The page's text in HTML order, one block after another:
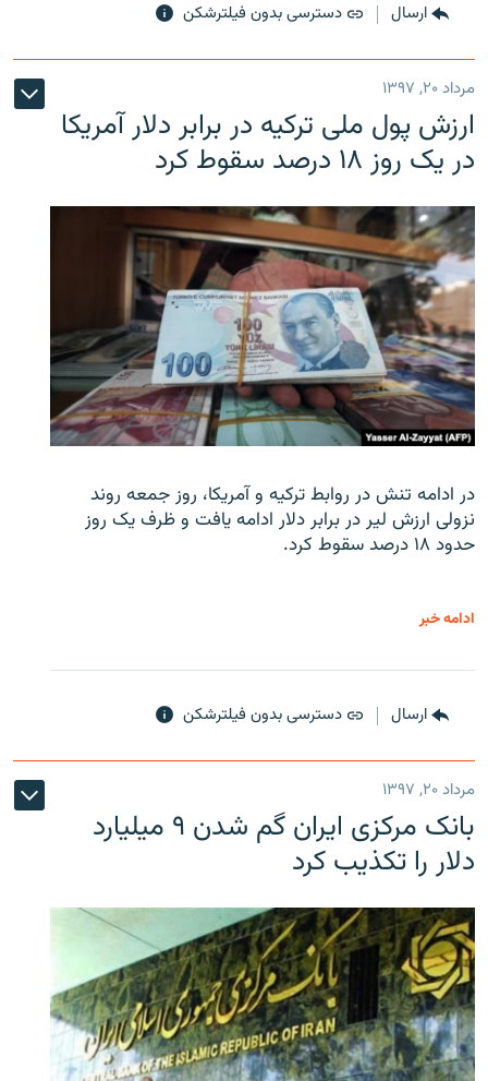
ارسال دسترسی بدون فیلترشکن
مرداد ۲۰, ۱۳۹۷
ارزش پول ملی ترکیه در برابر دلار آمریکا
در یک روز ۱۸ درصد سقوط کرد
در ادامه تنش در روابط ترکیه و آمریکا، روز جمعه روند
نزولی ارزش لیر در برابر دلار ادامه یافت و ظرف یک روز
حدود ۱۸ درصد سقوط کرد.
ادامه خبر
ارسال دسترسی بدون فیلترشکن
مرداد ۲۰, ۱۳۹۷
بانک مرکزی ایران گم شدن ۹ میلیارد
دلار را تکذیب کرد